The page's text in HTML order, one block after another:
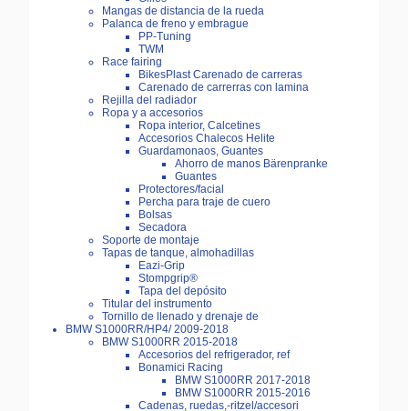
Mangas de distancia de la rueda
Palanca de freno y embrague
PP-Tuning
TWM
Race fairing
BikesPlast Carenado de carreras
Carenado de carrerras con lamina
Rejilla del radiador
Ropa y a accesorios
Ropa interior, Calcetines
Accesorios Chalecos Helite
Guardamonaos, Guantes
Ahorro de manos Bärenpranke
Guantes
Protectores/facial
Percha para traje de cuero
Bolsas
Secadora
Soporte de montaje
Tapas de tanque, almohadillas
Eazi-Grip
Stompgrip®
Tapa del depósito
Titular del instrumento
Tornillo de llenado y drenaje de
BMW S1000RR/HP4/ 2009-2018
BMW S1000RR 2015-2018
Accesorios del refrigerador, ref
Bonamici Racing
BMW S1000RR 2017-2018
BMW S1000RR 2015-2016
Cadenas, ruedas,-ritzel/accesori